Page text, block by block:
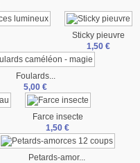
Sticky pieuvre
1,50 €
Foulards...
5,00 €
Farce insecte
1,50 €
Petards-amor...